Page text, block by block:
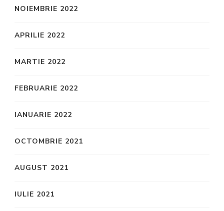
NOIEMBRIE 2022
APRILIE 2022
MARTIE 2022
FEBRUARIE 2022
IANUARIE 2022
OCTOMBRIE 2021
AUGUST 2021
IULIE 2021